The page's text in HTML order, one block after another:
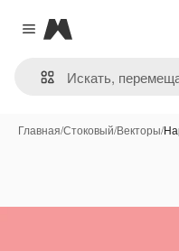
Close menu
Magnific
Главная/Стоковый/Векторы/